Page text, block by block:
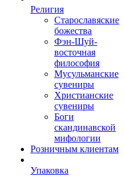
Религия
Старославяские
божества
Фэн-Шуй-
восточная
философия
Мусульманские
сувениры
Христианские
сувениры
Боги
скандинавской
мифологии
Розничным клиентам
Упаковка